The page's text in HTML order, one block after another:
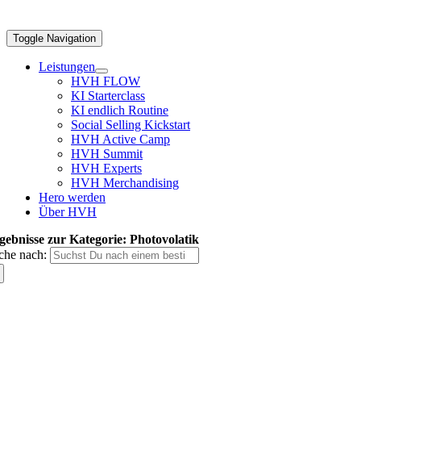
Toggle Navigation
Leistungen
HVH FLOW
KI Starterclass
KI endlich Routine
Social Selling Kickstart
HVH Active Camp
HVH Summit
HVH Experts
HVH Merchandising
Hero werden
Über HVH
zur Kategorie: Photovolatik
nach: